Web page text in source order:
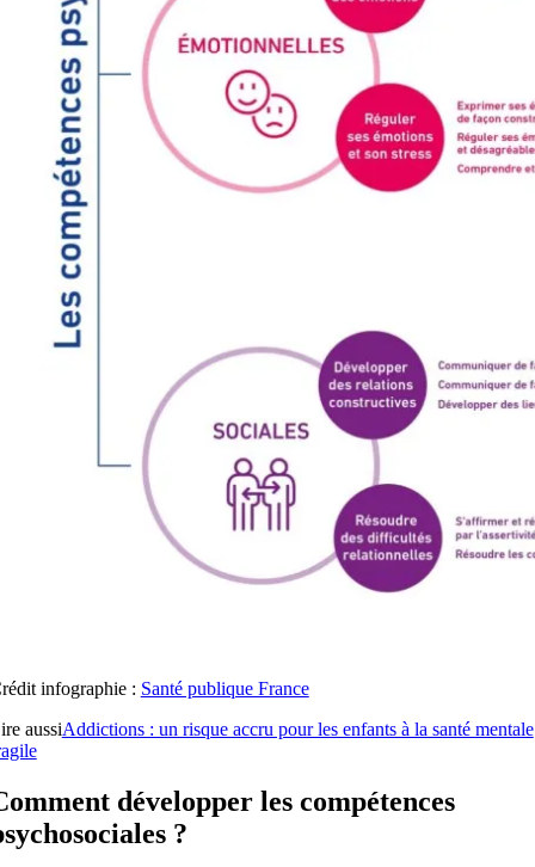
infographie : Santé publique France
aussiAddictions : un risque accru pour les enfants à la santé mentale
développer les compétences
?